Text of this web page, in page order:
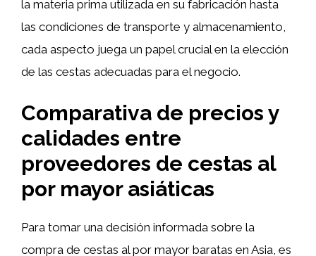
la materia prima utilizada en su fabricación hasta
las condiciones de transporte y almacenamiento,
cada aspecto juega un papel crucial en la elección
de las cestas adecuadas para el negocio.
Comparativa de precios y
calidades entre
proveedores de cestas al
por mayor asiáticas
Para tomar una decisión informada sobre la
compra de cestas al por mayor baratas en Asia, es